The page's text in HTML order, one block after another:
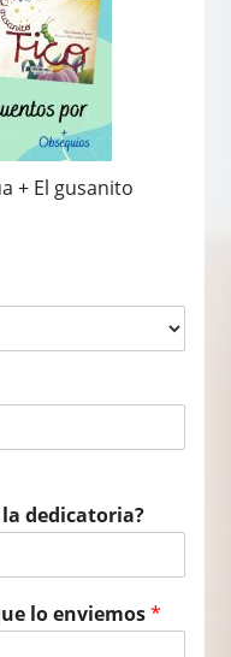
+ El gusanito
dedicatoria?
lo enviemos*